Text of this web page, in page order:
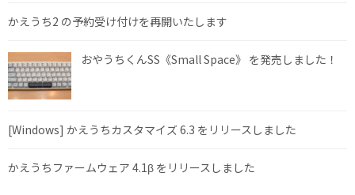
かえうち2 の予約受け付けを再開いたします
おやうちくんSS《Small Space》 を発売しました！
[Windows] かえうちカスタマイズ 6.3 をリリースしました
かえうちファームウェア 4.1β をリリースしました